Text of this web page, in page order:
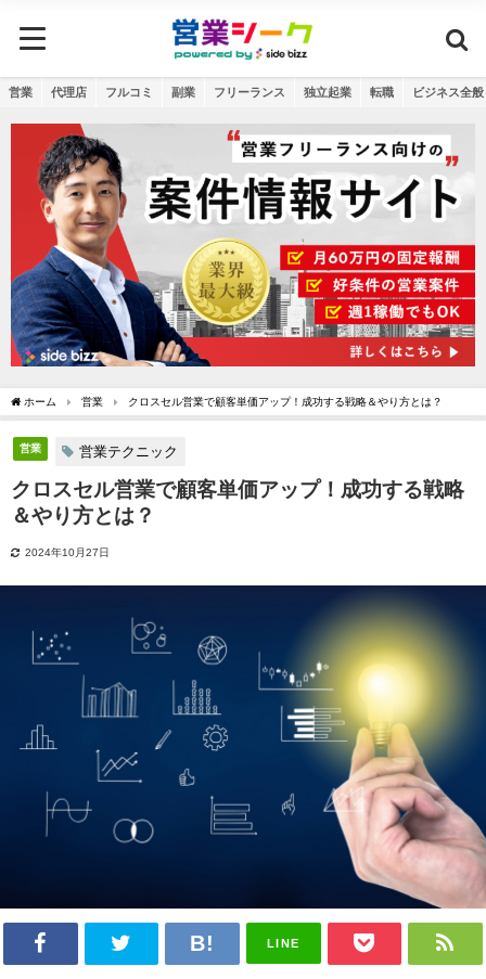
営業 代理店 フルコミ 副業 フリーランス 独立起業 転職 ビジネス全般
ホーム 営業 クロスセル営業で顧客単価アップ！成功する戦略＆やり方とは？
営業 営業テクニック
クロスセル営業で顧客単価アップ！成功する戦略
＆やり方とは？
2024年10月27日
LINE